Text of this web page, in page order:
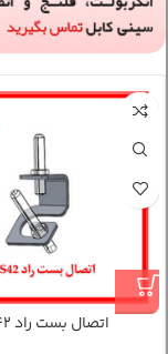
اتصال بست راد CS42